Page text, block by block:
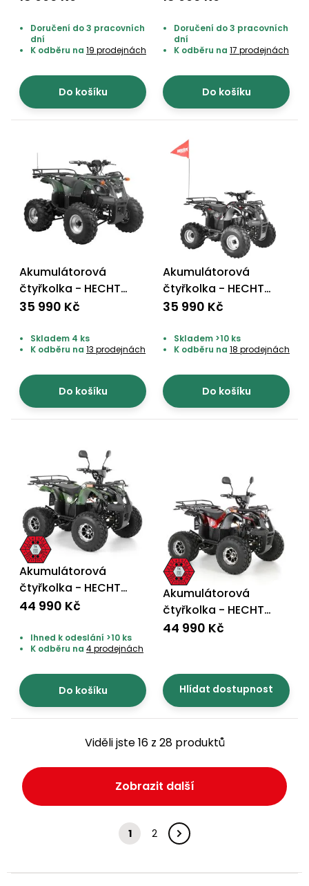
Doručení do 3 pracovních
dní
K odběru na 19 prodejnách
Do košíku
Doručení do 3 pracovních
dní
K odběru na 17 prodejnách
Do košíku
Akumulátorová
čtyřkolka - HECHT
56150 ARMY
35 990 Kč
Skladem 4 ks
K odběru na 13 prodejnách
Do košíku
Akumulátorová
čtyřkolka - HECHT
56150 HURON
35 990 Kč
Skladem >10 ks
K odběru na 18 prodejnách
Do košíku
Akumulátorová
čtyřkolka - HECHT
56155 ARMY
44 990 Kč
Ihned k odeslání >10 ks
K odběru na 4 prodejnách
Do košíku
Akumulátorová
čtyřkolka - HECHT
56155 RED
44 990 Kč
Hlídat dostupnost
Viděli jste 16 z 28 produktů
Zobrazit další
1 2